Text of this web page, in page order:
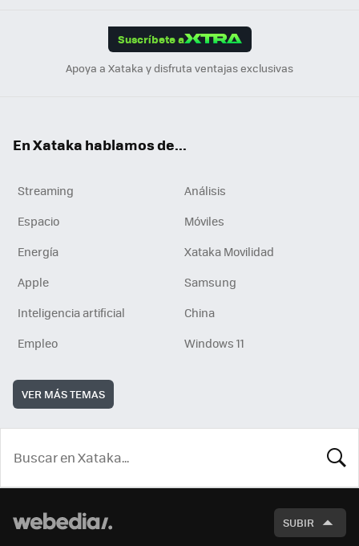
Suscríbete a
Apoya a Xataka y disfruta ventajas exclusivas
En Xataka hablamos de...
Streaming
Análisis
Espacio
Móviles
Energía
Xataka Movilidad
Apple
Samsung
Inteligencia artificial
China
Empleo
Windows 11
VER MÁS TEMAS
SUBIR